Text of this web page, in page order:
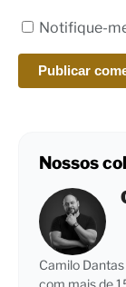
Notifique-
Nossos
Camilo
com mais de